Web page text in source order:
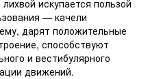
искупается пользой
— качели
дарят положительные
способствуют
и вестибулярного
движений.